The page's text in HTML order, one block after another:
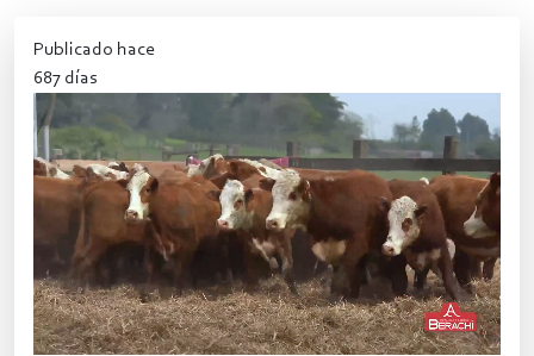
Publicado hace
687 días